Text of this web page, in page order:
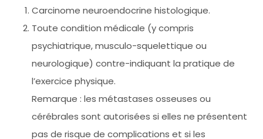
Carcinome neuroendocrine histologique.
Toute condition médicale (y compris
psychiatrique, musculo-squelettique ou
neurologique) contre-indiquant la pratique de
l’exercice physique.
Remarque : les métastases osseuses ou
cérébrales sont autorisées si elles ne présentent
pas de risque de complications et si les